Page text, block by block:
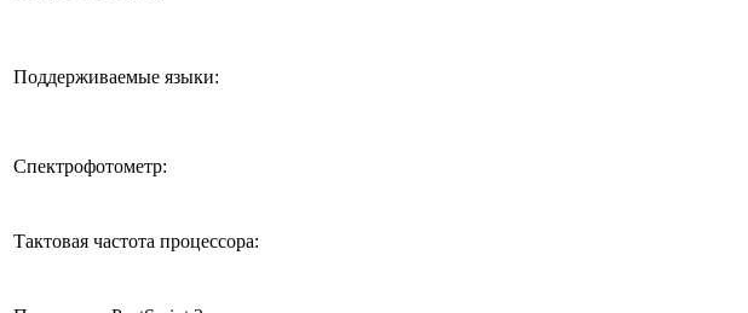
Поддерживаемые языки:
Спектрофотометр:
Тактовая частота процессора: